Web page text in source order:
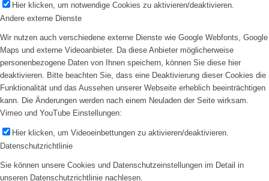
Hier klicken, um notwendige Cookies zu aktivieren/deaktivieren.
Andere externe Dienste
Wir nutzen auch verschiedene externe Dienste wie Google Webfonts, Google
Maps und externe Videoanbieter. Da diese Anbieter möglicherweise
personenbezogene Daten von Ihnen speichern, können Sie diese hier
deaktivieren. Bitte beachten Sie, dass eine Deaktivierung dieser Cookies die
Funktionalität und das Aussehen unserer Webseite erheblich beeinträchtigen
kann. Die Änderungen werden nach einem Neuladen der Seite wirksam.
Vimeo und YouTube Einstellungen:
Hier klicken, um Videoeinbettungen zu aktivieren/deaktivieren.
Datenschutzrichtlinie
Sie können unsere Cookies und Datenschutzeinstellungen im Detail in
unseren Datenschutzrichtlinie nachlesen.